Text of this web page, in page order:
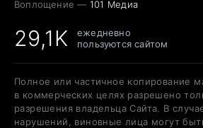
Воплощение — 101 Медиа
29,1K
ежедневно
пользуются сайтом
Полное или частичное копирование
в коммерческих целях разрешено
разрешения владельца Сайта. В
нарушений, виновные лица могут